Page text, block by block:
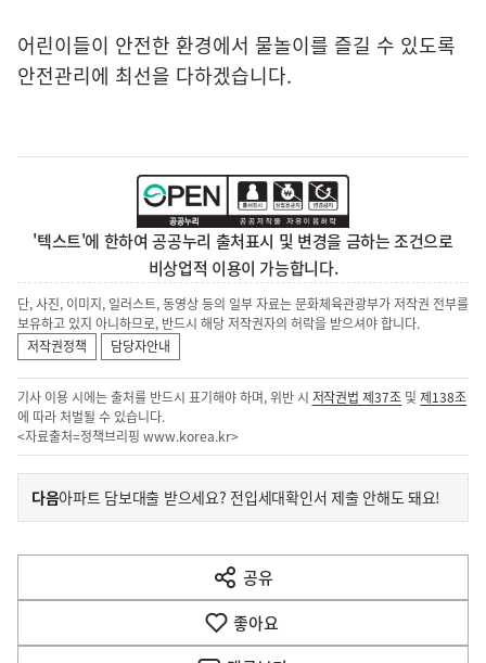
어린이들이 안전한 환경에서 물놀이를 즐길 수 있도록
안전관리에 최선을 다하겠습니다.
'텍스트'에 한하여 공공누리 출처표시 및 변경을 금하는 조건으로
비상업적 이용이 가능합니다.
단, 사진, 이미지, 일러스트, 동영상 등의 일부 자료는 문화체육관광부가 저작권 전부를
보유하고 있지 아니하므로, 반드시 해당 저작권자의 허락을 받으셔야 합니다.
저작권정책
담당자안내
기사 이용 시에는 출처를 반드시 표기해야 하며, 위반 시 저작권법 제37조 및제138조
에 따라 처벌될 수 있습니다.
<자료출처=정책브리핑 www.korea.kr>
이
전
다
음
다음기
아파트 담보대출 받으세요? 전입세대확인서 제출 안해도 돼요!
공유
열
기
좋아요